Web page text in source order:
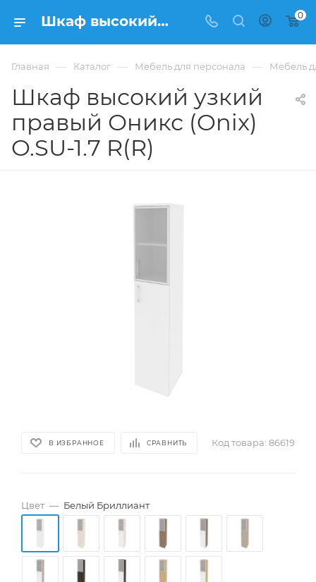
Шкаф высокий узкий правый Оникс (Onix) O.SU-1.7 R(R) из купить в Москве, цена 15 561 ₽ - интернет-магазин ФРАНКОМ 0
Главная — Каталог — Мебель для персонала — Мебель
Шкаф высокий узкий
правый Оникс (Onix)
O.SU-1.7 R(R)
В ИЗБРАННОЕ СРАВНИТЬ Код товара: 86619
Цвет — Белый Бриллиант